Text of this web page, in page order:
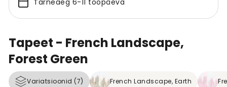
Tapeet - French Landscape,
Forest Green
Variatsioonid (7) French Landscape, Earth
Tarneaeg 6-11 tööpäeva